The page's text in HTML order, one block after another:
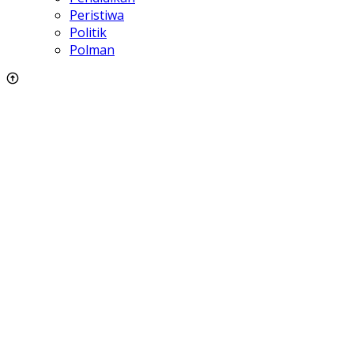
Peristiwa
Politik
Polman